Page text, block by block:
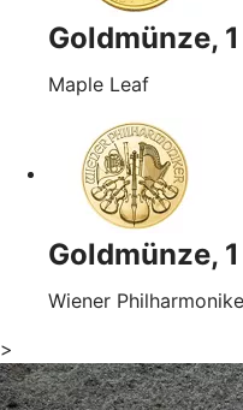
Goldmünze,
Maple Leaf
Goldmünze,
Wiener
>